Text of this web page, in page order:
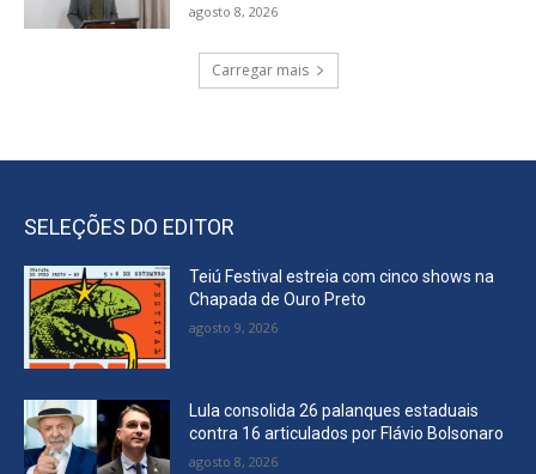
agosto 8, 2026
Carregar mais
SELEÇÕES DO EDITOR
Teiú Festival estreia com cinco shows na
Chapada de Ouro Preto
agosto 9, 2026
Lula consolida 26 palanques estaduais
contra 16 articulados por Flávio Bolsonaro
agosto 8, 2026